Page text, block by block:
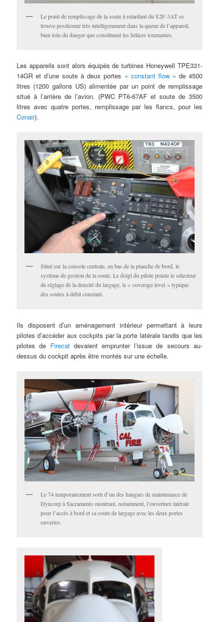
Le point de remplissage de la soute à retardant du S2F-3AT se
trouve positionné très intelligemment dans la queue de l’appareil,
bien loin du danger que constituent les hélices tournantes.
Les appareils sont alors équipés de turbines Honeywell TPE331-
14GR et d’une soute à deux portes « constant flow » de 4500
litres (1200 gallons US) alimentée par un point de remplissage
situé à l’arrière de l’avion. (PWC PT6-67AF et soute de 3500
litres avec quatre portes, remplissage par les flancs, pour les
Conair).
Situé sur la console centrale, en bas de la planche de bord, le
système de gestion de la soute. Le doigt du pilote pointe le sélecteur
de réglage de la densité du largage, le « coverage level » typique
des soutes à débit constant.
Ils disposent d’un aménagement intérieur permettant à leurs
pilotes d’accéder aux cockpits par la porte latérale tandis que les
pilotes de Firecatdevaient emprunter l’issue de secours au-
dessus du cockpit après être montés sur une échelle.
Le 74 temporairement sorti d’un des hangars de maintenance de
Dyncorp à Sacramento montrant, notamment, l’ouverture latérale
pour l’accès à bord et sa soute de largage avec les deux portes
ouvertes.